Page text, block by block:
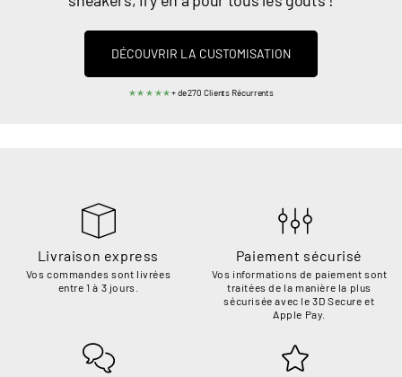
DÉCOUVRIR LA CUSTOMISATION
★★★★★+ de 270 Clients Récurrents
Livraison express
Vos commandes sont livrées
entre 1 à 3 jours.
Paiement sécurisé
Vos informations de paiement sont
traitées de la manière la plus
sécurisée avec le 3D Secure et
Apple Pay.